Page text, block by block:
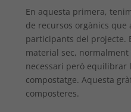
En aquesta primera,
de recursos orgànics
participants del projecte.
material sec,
necessari però equilibrar
compostatge. Aquesta
composteres.